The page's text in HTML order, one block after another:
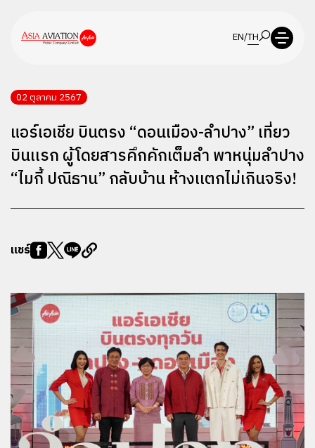
EN/TH
02 ตุลาคม 2567
แอร์เอเชีย บินตรง “ดอนเมือง-ลำปาง” เที่ยว
บินเเรก ผู้โดยสารคึกคักเต็มลำ พาหนุ่มลำปาง
“ไมกี้ ปณิธาน” กลับบ้าน ห้างเเตกไม่เกินจริง!
แชร์